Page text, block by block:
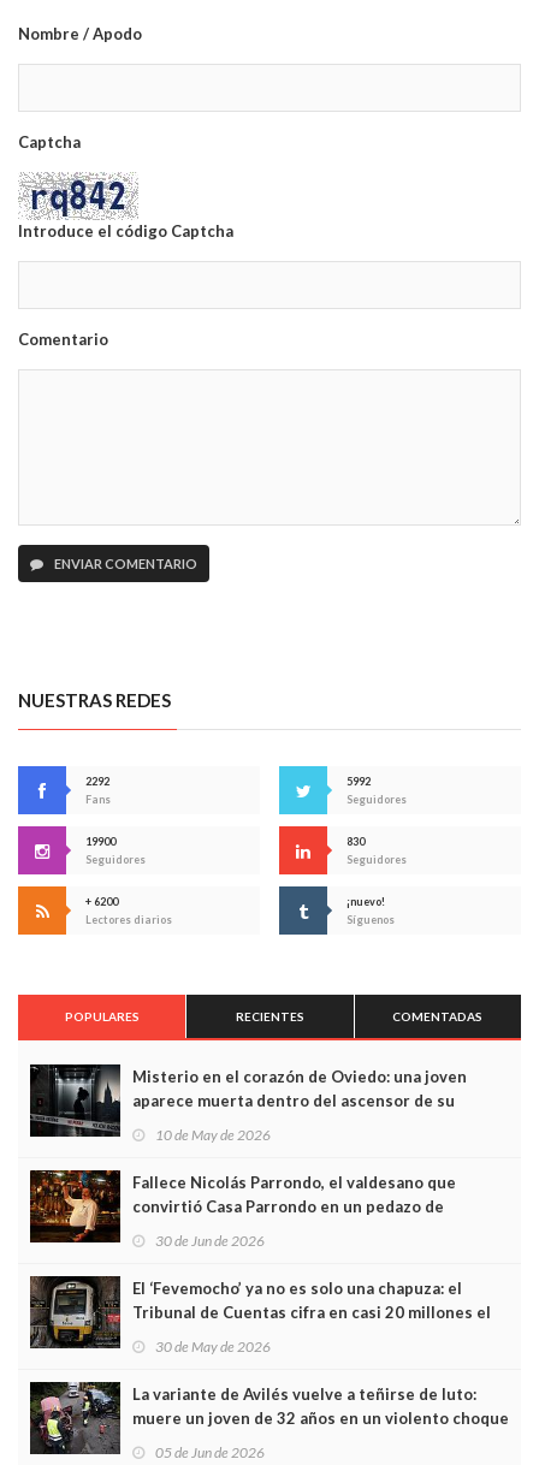
Nombre / Apodo
Captcha
Introduce el código Captcha
Comentario
ENVIAR COMENTARIO
NUESTRAS REDES
2292
Fans
5992
Seguidores
19900
Seguidores
830
Seguidores
+ 6200
Lectores diarios
¡nuevo!
Síguenos
POPULARES RECIENTES COMENTADAS
Misterio en el corazón de Oviedo: una joven
aparece muerta dentro del ascensor de su
edificio y las cámaras captan sus últimos minutos
10 de May de 2026
Fallece Nicolás Parrondo, el valdesano que
convirtió Casa Parrondo en un pedazo de
Asturias en Madrid
30 de Jun de 2026
El ‘Fevemocho’ ya no es solo una chapuza: el
Tribunal de Cuentas cifra en casi 20 millones el
sobrecoste de los trenes que no cabían por los
30 de May de 2026
La variante de Avilés vuelve a teñirse de luto:
muere un joven de 32 años en un violento choque
frontal
05 de Jun de 2026